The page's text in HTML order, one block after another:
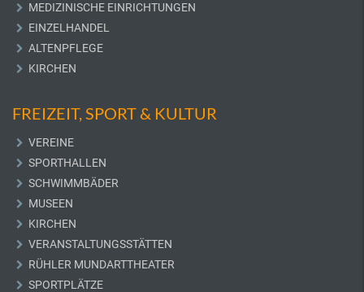
MEDIZINISCHE EINRICHTUNGEN
EINZELHANDEL
ALTENPFLEGE
KIRCHEN
FREIZEIT, SPORT & KULTUR
VEREINE
SPORTHALLEN
SCHWIMMBÄDER
MUSEEN
KIRCHEN
VERANSTALTUNGSSTÄTTEN
RÜHLER MUNDARTTHEATER
SPORTPLÄTZE